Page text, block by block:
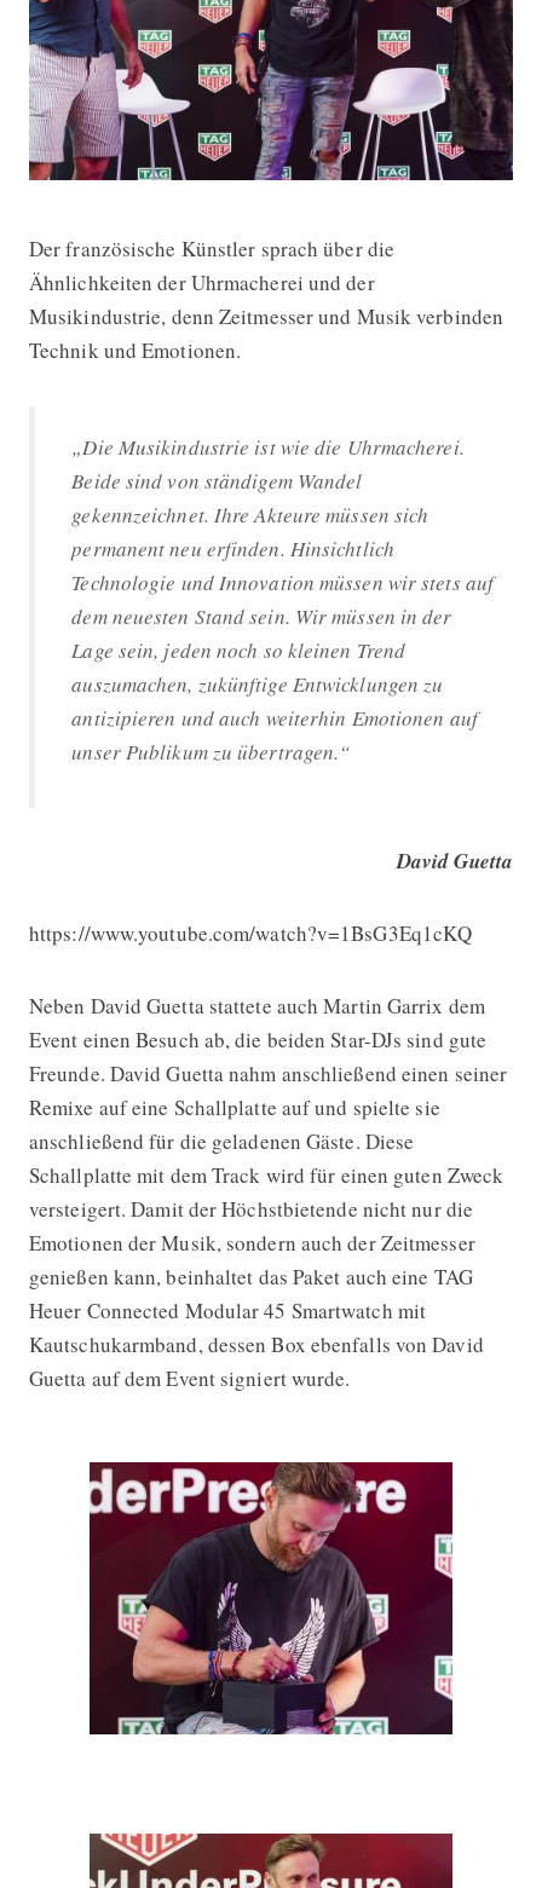
Der französische Künstler sprach über die
Ähnlichkeiten der Uhrmacherei und der
Musikindustrie, denn Zeitmesser und Musik verbinden
Technik und Emotionen.
„Die Musikindustrie ist wie die Uhrmacherei.
Beide sind von ständigem Wandel
gekennzeichnet. Ihre Akteure müssen sich
permanent neu erfinden. Hinsichtlich
Technologie und Innovation müssen wir stets auf
dem neuesten Stand sein. Wir müssen in der
Lage sein, jeden noch so kleinen Trend
auszumachen, zukünftige Entwicklungen zu
antizipieren und auch weiterhin Emotionen auf
unser Publikum zu übertragen.“
David Guetta
https://www.youtube.com/watch?v=1BsG3Eq1cKQ
Neben David Guetta stattete auch Martin Garrix dem
Event einen Besuch ab, die beiden Star-DJs sind gute
Freunde. David Guetta nahm anschließend einen seiner
Remixe auf eine Schallplatte auf und spielte sie
anschließend für die geladenen Gäste. Diese
Schallplatte mit dem Track wird für einen guten Zweck
versteigert. Damit der Höchstbietende nicht nur die
Emotionen der Musik, sondern auch der Zeitmesser
genießen kann, beinhaltet das Paket auch eine TAG
Heuer Connected Modular 45 Smartwatch mit
Kautschukarmband, dessen Box ebenfalls von David
Guetta auf dem Event signiert wurde.